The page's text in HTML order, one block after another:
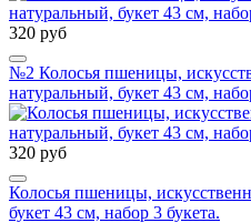
320 руб
№2 Колосья пшеницы,
натуральный, букет 43 см,
320 руб
Колосья пшеницы,
букет 43 см, набор 3 букета.